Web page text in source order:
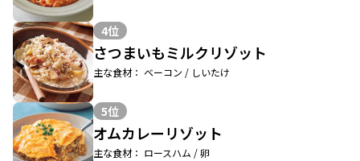
4位
さつまいもミルクリゾット
主な食材： ベーコン / しいたけ
5位
オムカレーリゾット
主な食材： ロースハム / 卵